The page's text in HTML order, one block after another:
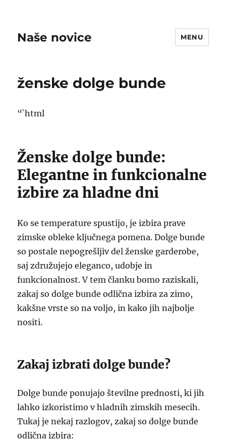
Naše novice MENU
ženske dolge bunde
“`html
Ženske dolge bunde:
Elegantne in funkcionalne
izbire za hladne dni
Ko se temperature spustijo, je izbira prave
zimske obleke ključnega pomena. Dolge bunde
so postale nepogrešljiv del ženske garderobe,
saj združujejo eleganco, udobje in
funkcionalnost. V tem članku bomo raziskali,
zakaj so dolge bunde odlična izbira za zimo,
kakšne vrste so na voljo, in kako jih najbolje
nositi.
Zakaj izbrati dolge bunde?
Dolge bunde ponujajo številne prednosti, ki jih
lahko izkoristimo v hladnih zimskih mesecih.
Tukaj je nekaj razlogov, zakaj so dolge bunde
odlična izbira: